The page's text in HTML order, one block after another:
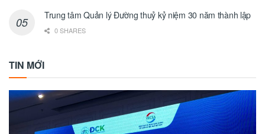
Trung tâm Quản lý Đường thuỷ kỷ niệm 30 năm thành lập
0 SHARES
TIN MỚI